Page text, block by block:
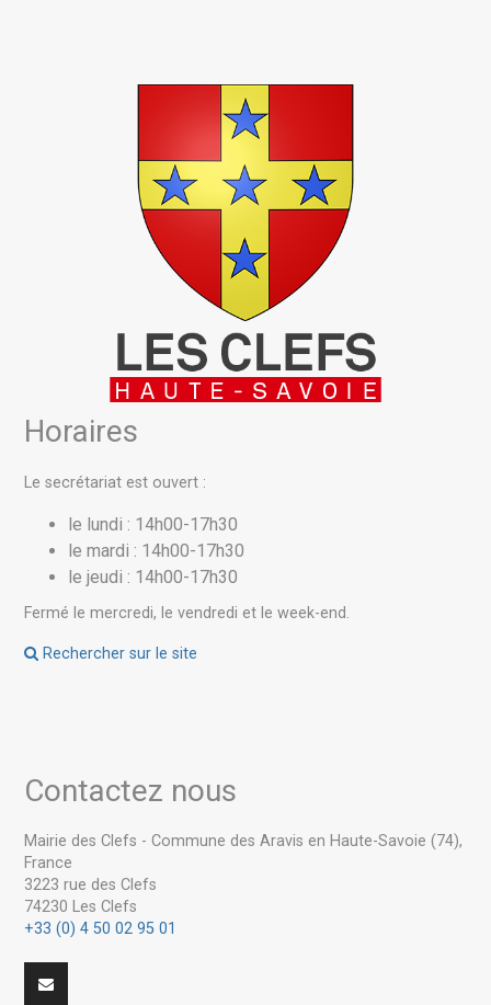
Horaires
Le secrétariat est ouvert :
le lundi : 14h00-17h30
le mardi : 14h00-17h30
le jeudi : 14h00-17h30
Fermé le mercredi, le vendredi et le week-end.
Rechercher sur le site
Contactez nous
Mairie des Clefs - Commune des Aravis en Haute-Savoie (74),
France
3223 rue des Clefs
74230 Les Clefs
+33 (0) 4 50 02 95 01